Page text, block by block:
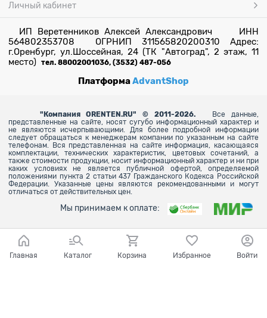
Личный кабинет
ИП Веретенников Алексей Александрович ИНН
564802353708 ОГРНИП 311565820200310 Адрес:
г.Оренбург, ул.Шоссейная, 24 (ТК "Автоград", 2 этаж, 11
место) тел. 88002001036, (3532) 487-056
ПлатформаAdvantShop
" Компания ORENTEN.RU" © 2011-2026.
Все данные,
представленные на сайте, носят сугубо информационный характер и
не являются исчерпывающими. Для более подробной информации
следует обращаться к менеджерам компании по указанным на сайте
телефонам. Вся представленная на сайте информация, касающаяся
комплектации, технических характеристик, цветовых сочетаний, а
также стоимости продукции, носит информационный характер и ни при
каких условиях не является публичной офертой, определяемой
положениями пункта 2 статьи 437 Гражданского Кодекса Российской
Федерации. Указанные цены являются рекомендованными и могут
отличаться от действительных цен.
Мы принимаем к оплате:
Главная Каталог Корзина Избранное Войти